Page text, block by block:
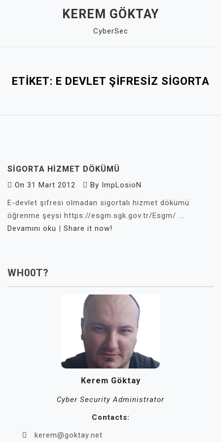
KEREM GÖKTAY
CyberSec
ETIKET: E DEVLET ŞIFRESIZ SIGORTA
SIGORTA HIZMET DÖKÜMÜ
On 31 Mart 2012 By ImpLosioN
E-devlet şifresi olmadan sigortalı hizmet dökümü
öğrenme şeysi https://esgm.sgk.gov.tr/Esgm/ ...
Devamını oku | Share it now!
WH00T?
Kerem Göktay
Cyber Security Administrator
Contacts:
kerem@goktay.net